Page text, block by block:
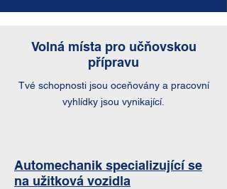
Volná místa pro učňovskou
přípravu
Tvé schopnosti jsou oceňovány a pracovní
vyhlídky jsou vynikající.
Automechanik specializující se
na užitková vozidla